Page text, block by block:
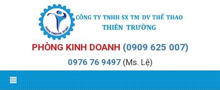
PHÒNG KINH DOANH (0909 625 007)
0976 76 9497(Ms. Lệ)